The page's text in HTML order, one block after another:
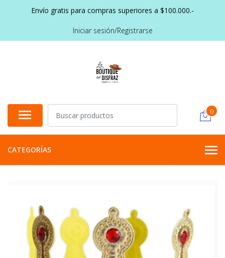
Envío gratis para compras superiores a $100.000.-
Iniciar sesión/Registrarse
0
CATEGORÍAS